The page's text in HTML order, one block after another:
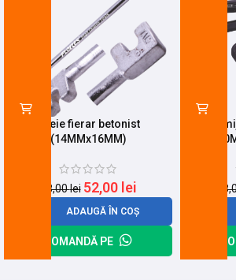
Cheie fierar betonist
(14MMx16MM)
68,00lei 52,00 lei
ADAUGĂ ÎN COȘ
COMANDĂ PE
Imbus